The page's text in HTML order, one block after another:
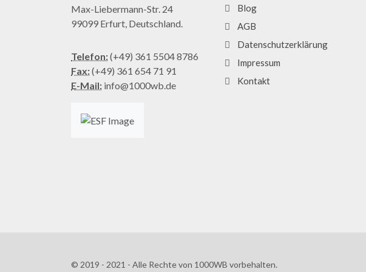
Max-Liebermann-Str. 24
99099 Erfurt, Deutschland.
Telefon:(+49) 361 5504 8786
Fax:(+49) 361 654 71 91
E-Mail: info@1000wb.de
Blog
AGB
Datenschutzerklärung
Impressum
Kontakt
© 2019 - 2021 - Alle Rechte von 1000WB vorbehalten.